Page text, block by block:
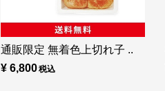
通販限定 無着色上切れ子 ..
¥ 6,800